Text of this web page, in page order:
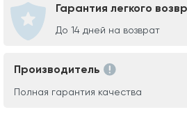
Гарантия легкого
До 14 дней на возврат
Производитель
Полная гарантия качества